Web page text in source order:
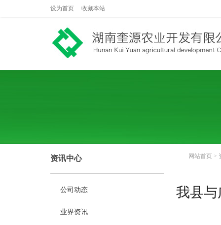
设为首页 收藏本站
网站首页 >
资讯中心
公司动态
业界资讯
我县与